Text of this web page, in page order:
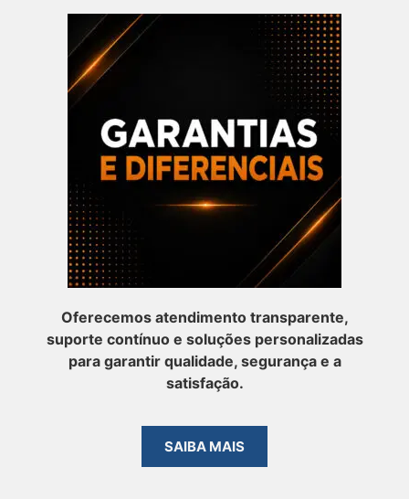
Oferecemos atendimento transparente,
suporte contínuo e soluções personalizadas
para garantir qualidade, segurança e a
satisfação.
SAIBA MAIS